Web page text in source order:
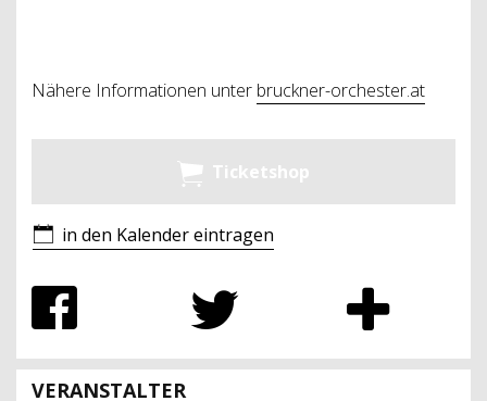
Nähere Informationen unter bruckner-orchester.at
Ticketshop
in den Kalender eintragen
VERANSTALTER